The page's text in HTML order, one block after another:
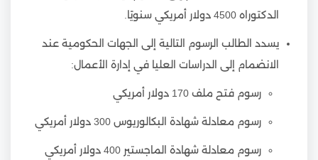
الدكتوراه 4500 دولار أمريكي سنويًا.
يسدد الطالب الرسوم التالية إلى الجهات الحكومية عند
الانضمام إلى الدراسات العليا في إدارة الأعمال:
رسوم فتح ملف 170 دولار أمريكي
رسوم معادلة شهادة البكالوريوس 300 دولار أمريكي
رسوم معادلة شهادة الماجستير 400 دولار أمريكي